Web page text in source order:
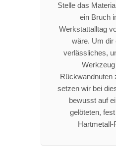
Stelle das
ein Bruch
Werkstattalltag
wäre. Um dir
verlässliches,
Rückwandnuten
setzen wir bei
bewusst auf
gelöteten,
Hartmetall-